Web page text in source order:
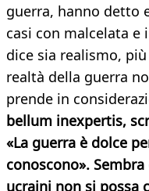
guerra, hanno detto
casi con malcelata e
dice sia realismo,
realtà della guerra
prende in
bellum inexpertis,
«La guerra è dolce
conoscono».
ucraini non si possa